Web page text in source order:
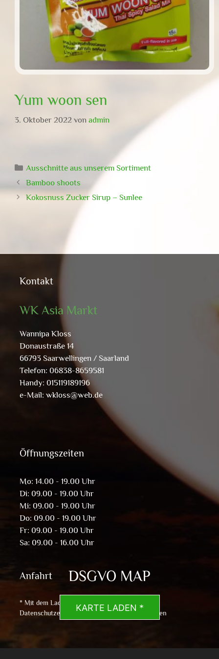
Yum woon sen
3. Oktober 2022 von admin
Kategorien
Ausschnitte aus unserem Sortiment
Bamboo shoots
Kokosnuss Zucker Sirup – Sunlee
Kontakt
WK Asia Markt
Wannipa Kloss
Donaustraße 14
66793 Saarwellingen / Saarland
Telefon: 06838-8659581
Handy: 015119189196
e-Mail: wkloss@web.de
Öffnungszeiten
Mo: 14.00 - 19.00 Uhr
Di: 09.00 - 19.00 Uhr
Mi: 09.00 - 19.00 Uhr
Do: 09.00 - 19.00 Uhr
Fr: 09.00 - 19.00 Uhr
Sa: 09.00 - 16.00 Uhr
Anfahrt DSGVO MAP
KARTE LADEN *
* Mit dem Laden der Karte akzeptierst du die
Datenschutzerklärung von Google. Mehr erfahren